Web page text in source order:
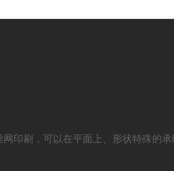
印刷，可以在平面上、形状特殊的